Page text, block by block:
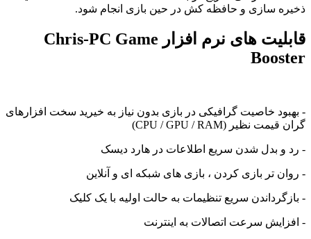
ذخیره سازی و حافظه کش در حین بازی انجام شود.
قابلیت های نرم افزار Chris-PC Game
Booster
- بهبود خاصیت گرافیکی در بازی بدون نیاز به خیرید سخت افزارهای
گران قیمت نظیر (CPU
/ GPU / RAM
)
- رد و بدل شدن سریع اطلاعات در هارد دیسک
- روان تر بازی کردن ، بازی های شبکه ای و آنلاین
- بازگرداندن سریع تنظیمات به حالت اولیه با یک کلیک
- افزایش سرعت اتصالات به اینترنت